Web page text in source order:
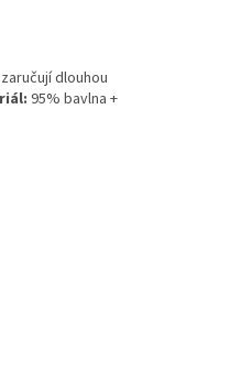
dlouhou
95% bavlna +